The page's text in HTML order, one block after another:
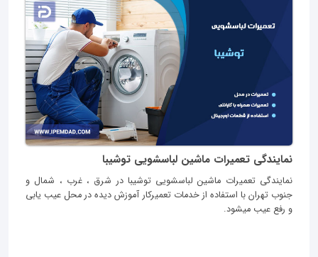
نمایندگی تعمیرات ماشین لباسشویی توشیبا
نمایندگی تعمیرات ماشین لباسشویی توشیبا در شرق ، غرب ، شمال و
جنوب تهران با استفاده از خدمات تعمیرکار آموزش دیده در محل عیب یابی
و رفع عیب میشود.